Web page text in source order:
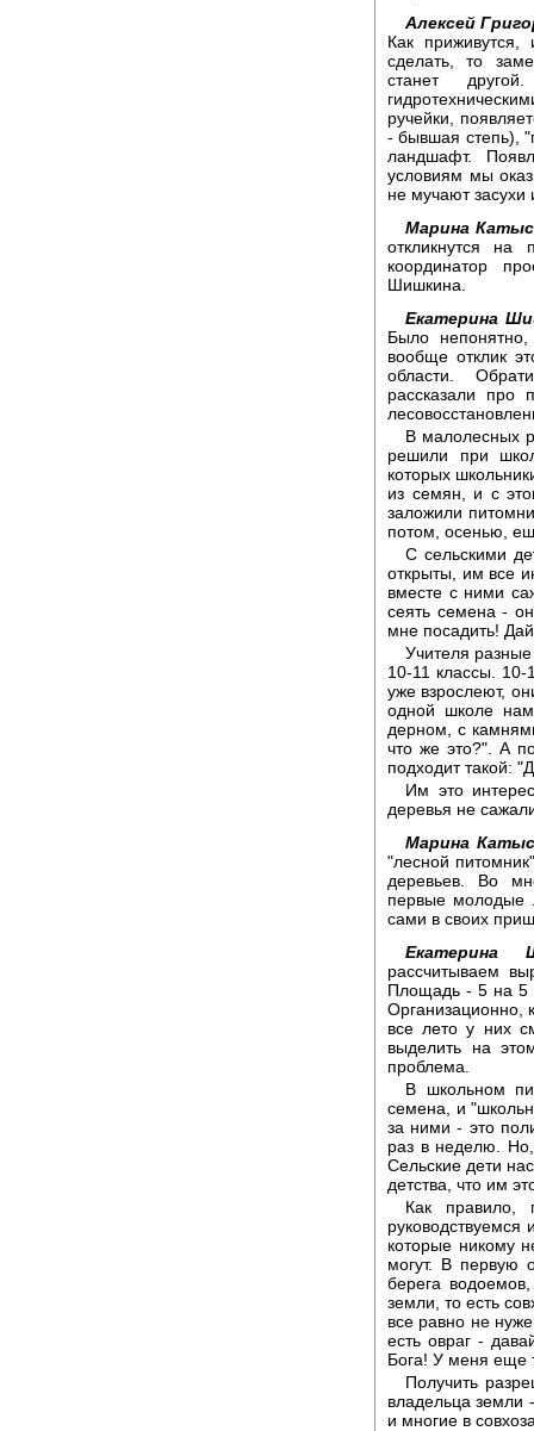
Алексей
Как приживутся,
сделать, то
станет
ручейки,
- бывшая степь),
ландшафт.
условиям мы
не мучают засухи
Марина
откликнутся на
координатор
Шишкина.
Екатерина
Было непонятно,
вообще отклик
области.
рассказали про
В малолесных
решили при
которых
из семян, и с
заложили
потом, осенью,
С сельскими
открыты, им все
вместе с ними
сеять семена -
мне посадить!
Учителя
10-11 классы. 10-
уже взрослеют,
одной школе
дерном, с
что же это?". А
подходит такой:
Им это
деревья не
Марина
"лесной
деревьев. Во
первые молодые
сами в своих
Екатерина
рассчитываем
Площадь - 5 на 5
Организационно,
все лето у них
выделить на
проблема.
В школьном
семена, и
за ними - это
раз в неделю.
Сельские дети
детства, что им
Как правило,
которые никому
могут. В первую
берега
земли, то есть
все равно не
есть овраг -
Бога! У меня еще
Получить
владельца земли
и многие в